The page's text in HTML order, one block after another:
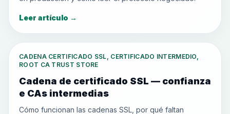
Leer artículo →
CADENA CERTIFICADO SSL, CERTIFICADO INTERMEDIO,
ROOT CA TRUST STORE
Cadena de certificado SSL — confianza
e CAs intermedias
Cómo funcionan las cadenas SSL, por qué faltan